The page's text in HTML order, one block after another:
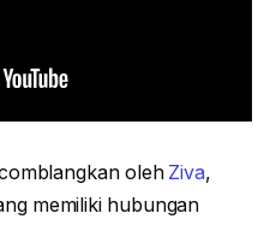
oleh Ziva,
memiliki hubungan